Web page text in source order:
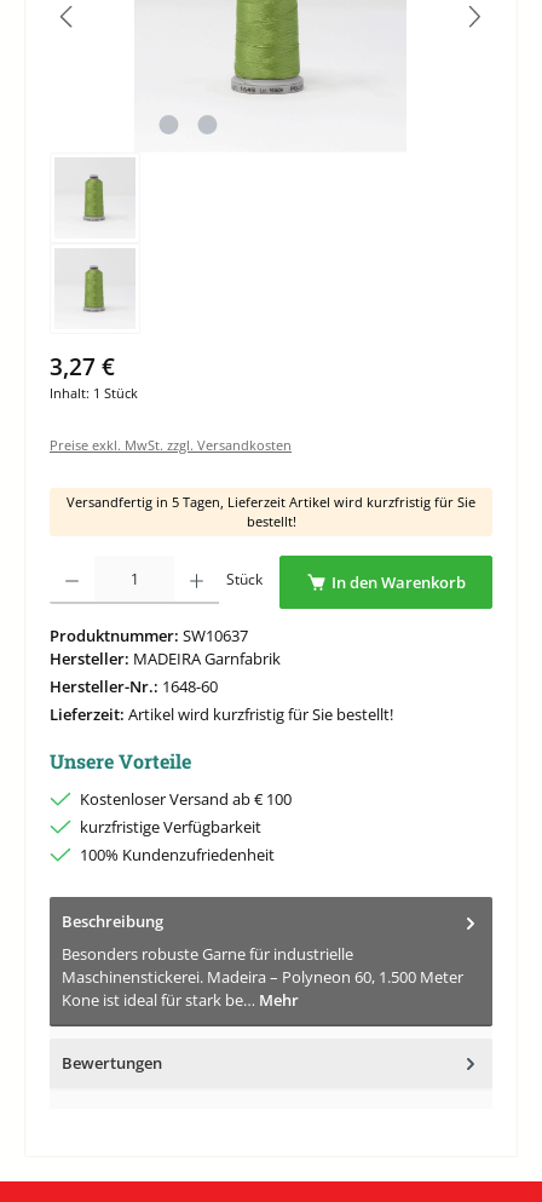
3,27 €
Inhalt: 1 Stück
Preise exkl. MwSt. zzgl. Versandkosten
Versandfertig in 5 Tagen, Lieferzeit Artikel wird kurzfristig für Sie
bestellt!
Produkt Anzahl: Gib den gewünschten Wert ein oder benutze die Schaltflächen um
Stück In den Warenkorb
Produktnummer: SW10637
Hersteller: MADEIRA Garnfabrik
Hersteller-Nr.: 1648-60
Lieferzeit: Artikel wird kurzfristig für Sie bestellt!
Unsere Vorteile
Kostenloser Versand ab € 100
kurzfristige Verfügbarkeit
100% Kundenzufriedenheit
Beschreibung
Besonders robuste Garne für industrielle
Maschinenstickerei. Madeira – Polyneon 60, 1.500 Meter
Kone ist ideal für stark be… Mehr
Bewertungen